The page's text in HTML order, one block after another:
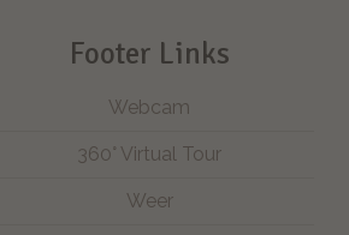
Footer Links
Webcam
360° Virtual Tour
Weer